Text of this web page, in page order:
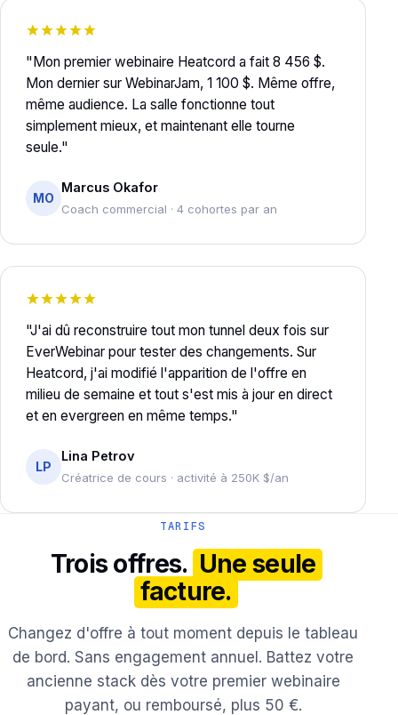
"Mon premier webinaire Heatcord a fait 8 456 $.
Mon dernier sur WebinarJam, 1 100 $. Même offre,
même audience. La salle fonctionne tout
simplement mieux, et maintenant elle tourne
seule."
MO
Marcus Okafor
Coach commercial · 4 cohortes par an
"J'ai dû reconstruire tout mon tunnel deux fois sur
EverWebinar pour tester des changements. Sur
Heatcord, j'ai modifié l'apparition de l'offre en
milieu de semaine et tout s'est mis à jour en direct
et en evergreen en même temps."
LP
Lina Petrov
Créatrice de cours · activité à 250K $/an
TARIFS
Trois offres. Une seule
facture.
Changez d'offre à tout moment depuis le tableau
de bord. Sans engagement annuel. Battez votre
ancienne stack dès votre premier webinaire
payant, ou remboursé, plus 50 €.